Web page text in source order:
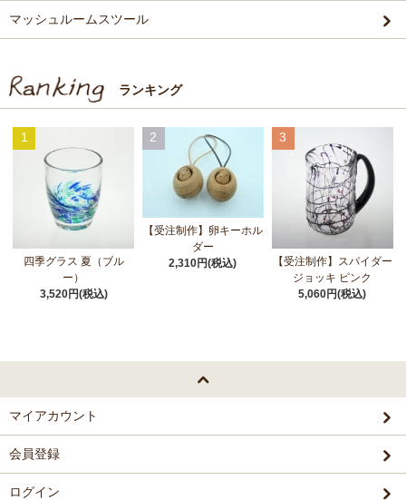
マッシュルームスツール
ランキング
1
四季グラス 夏（ブル
ー）
3,520円(税込)
2
【受注制作】卵キーホル
ダー
2,310円(税込)
3
【受注制作】スパイダー
ジョッキ ピンク
5,060円(税込)
マイアカウント
会員登録
ログイン